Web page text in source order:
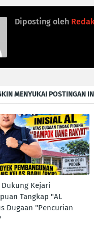
Diposting oleh
MENYUKAI POSTINGAN
Kejari
Tangkap "AL
Dugaan "Pencurian